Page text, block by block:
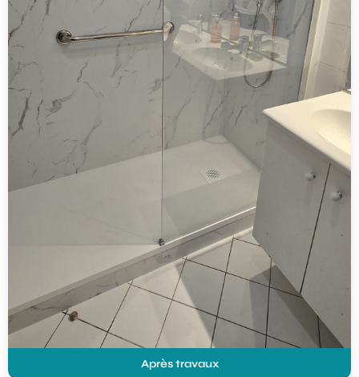
Après travaux